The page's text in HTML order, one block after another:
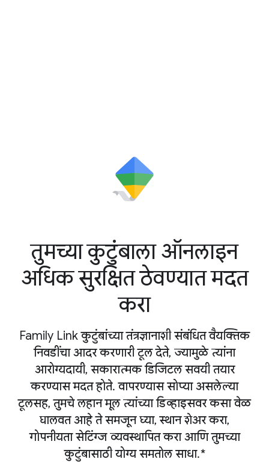
तुमच्या कुटुंबाला ऑनलाइन
अधिक सुरक्षित ठेवण्यात मदत
करा
Family Link कुटुंबांच्या तंत्रज्ञानाशी संबंधित वैयक्तिक
निवडींचा आदर करणारी टूल देते, ज्यामुळे त्यांना
आरोग्यदायी, सकारात्मक डिजिटल सवयी तयार
करण्यास मदत होते. वापरण्यास सोप्या असलेल्या
टूलसह, तुमचे लहान मूल त्यांच्या डिव्हाइसवर कसा वेळ
घालवत आहे ते समजून घ्या, स्थान शेअर करा,
गोपनीयता सेटिंग्ज व्यवस्थापित करा आणि तुमच्या
कुटुंबासाठी योग्य समतोल साधा.*